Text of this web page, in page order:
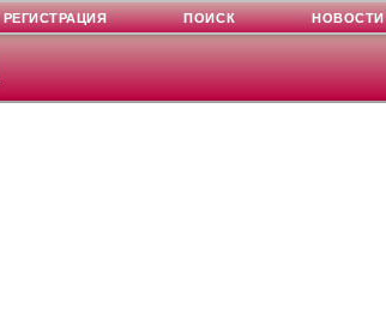
РЕГИСТРАЦИЯ ПОИСК НОВОСТИ